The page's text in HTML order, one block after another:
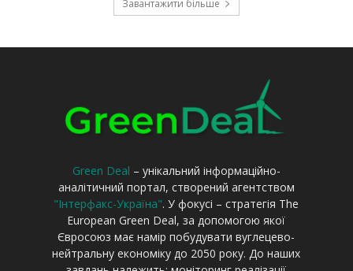
Green Deal – унікальний інформаційно-
аналітичний портал, створений агентством
"Інтерфакс-Україна". У фокусі – стратегія The
European Green Deal, за допомогою якої
Євросоюз має намір побудувати вуглецево-
нейтральну економіку до 2050 року. До наших